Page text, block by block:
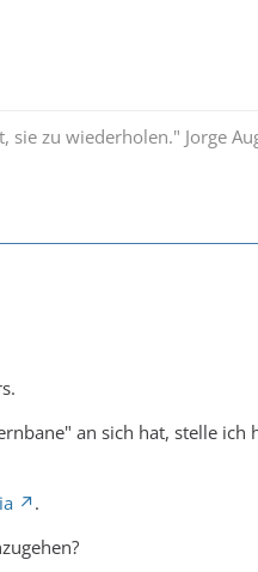
zu wiederholen." Jorge
an sich hat, stelle ich
.